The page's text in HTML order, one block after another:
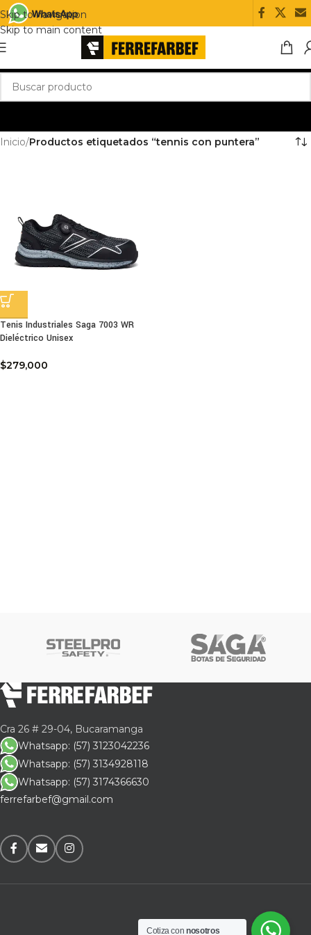
Skip to navigation
Skip to main content
Inicio/Productos etiquetados “tennis con puntera”
Tenis Industriales Saga 7003 WR
Dieléctrico Unisex
$279,000
Cra 26 # 29-04, Bucaramanga
Whatsapp: (57) 3123042236
Whatsapp: (57) 3134928118
Whatsapp: (57) 3174366630
ferrefarbef@gmail.com
Cotiza connosotros